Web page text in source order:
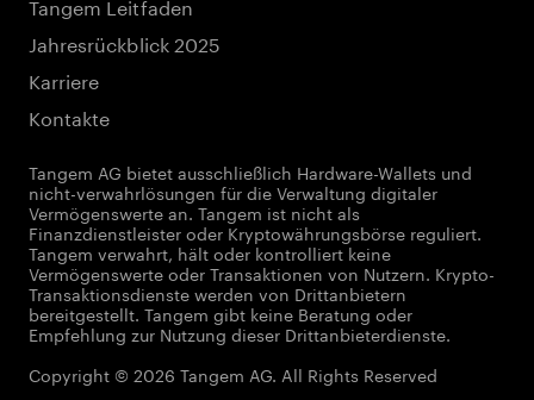
Jahresrückblick 2025
Karriere
Kontakte
Tangem AG bietet ausschließlich Hardware-Wallets und
nicht-verwahrlösungen für die Verwaltung digitaler
Vermögenswerte an. Tangem ist nicht als
Finanzdienstleister oder Kryptowährungsbörse reguliert.
Tangem verwahrt, hält oder kontrolliert keine
Vermögenswerte oder Transaktionen von Nutzern. Krypto-
Transaktionsdienste werden von Drittanbietern
bereitgestellt. Tangem gibt keine Beratung oder
Empfehlung zur Nutzung dieser Drittanbieterdienste.